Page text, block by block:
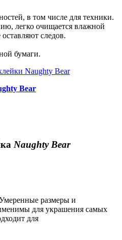
в том числе для техники.
легко очищается влажной
следов.
бумаги.
Bear
Naughty Bear
размеры и
для украшения самых
для